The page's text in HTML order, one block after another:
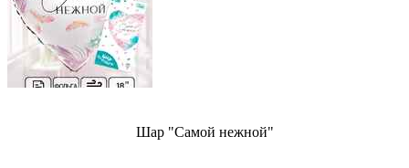
Шар "Самой нежной"